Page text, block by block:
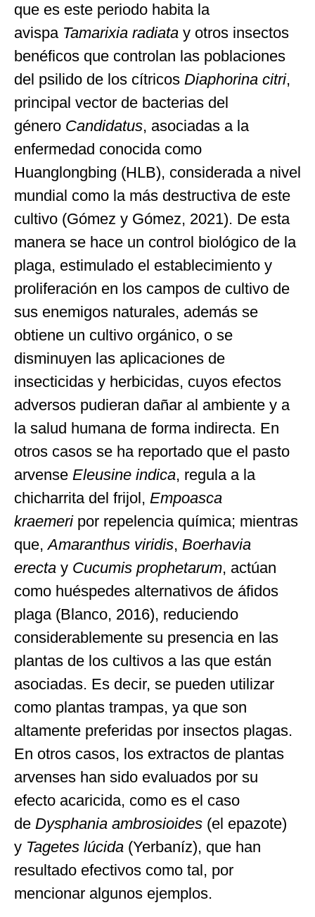
que es este periodo habita la
avispa Tamarixia radiata y otros insectos
benéficos que controlan las poblaciones
del psilido de los cítricos Diaphorina citri,
principal vector de bacterias del
género Candidatus, asociadas a la
enfermedad conocida como
Huanglongbing (HLB), considerada a nivel
mundial como la más destructiva de este
cultivo (Gómez y Gómez, 2021). De esta
manera se hace un control biológico de la
plaga, estimulado el establecimiento y
proliferación en los campos de cultivo de
sus enemigos naturales, además se
obtiene un cultivo orgánico, o se
disminuyen las aplicaciones de
insecticidas y herbicidas, cuyos efectos
adversos pudieran dañar al ambiente y a
la salud humana de forma indirecta. En
otros casos se ha reportado que el pasto
arvense Eleusine indica, regula a la
chicharrita del frijol, Empoasca
kraemeripor repelencia química; mientras
que,Amaranthus viridis, Boerhavia
erecta y Cucumis prophetarum, actúan
como huéspedes alternativos de áfidos
plaga (Blanco, 2016), reduciendo
considerablemente su presencia en las
plantas de los cultivos a las que están
asociadas. Es decir, se pueden utilizar
como plantas trampas, ya que son
altamente preferidas por insectos plagas.
En otros casos, los extractos de plantas
arvenses han sido evaluados por su
efecto acaricida, como es el caso
de Dysphania ambrosioides (el epazote)
y Tagetes lúcida (Yerbaníz), que han
resultado efectivos como tal, por
mencionar algunos ejemplos.